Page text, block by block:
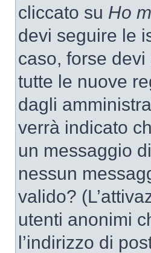
cliccato su Ho
devi seguire le
caso, forse
tutte le nuove
dagli
verrà indicato
un messaggio
nessun
valido?
utenti anonimi
l’indirizzo di